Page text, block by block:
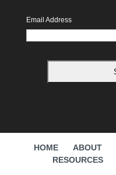
Email Address
HOME ABOUT
RESOURCES